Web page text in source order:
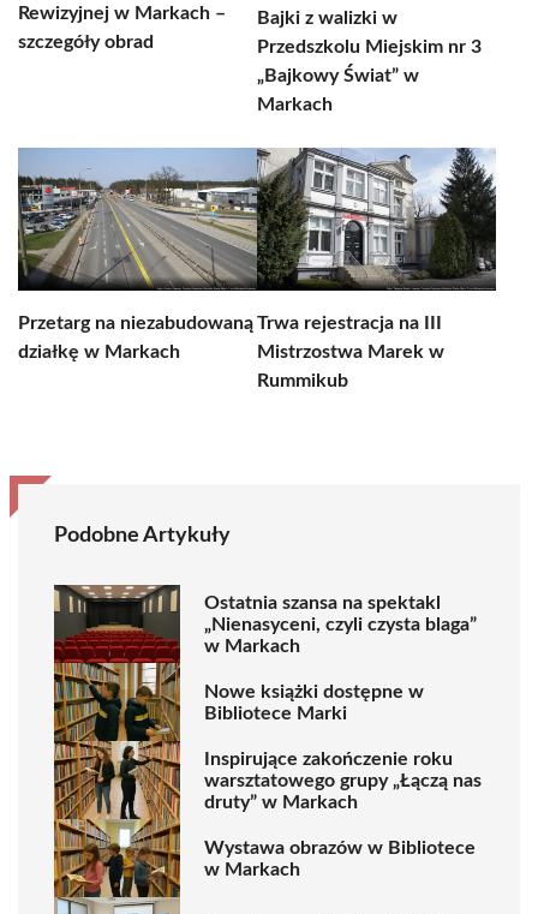
Rewizyjnej w Markach –
szczegóły obrad
Bajki z walizki w
Przedszkolu Miejskim nr 3
„Bajkowy Świat” w
Markach
Przetarg na niezabudowaną
działkę w Markach
Trwa rejestracja na III
Mistrzostwa Marek w
Rummikub
Podobne Artykuły
Ostatnia szansa na spektakl
„Nienasyceni, czyli czysta blaga”
w Markach
Nowe książki dostępne w
Bibliotece Marki
Inspirujące zakończenie roku
warsztatowego grupy „Łączą nas
druty” w Markach
Wystawa obrazów w Bibliotece
w Markach